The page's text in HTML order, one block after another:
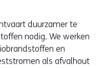
duurzamer te
nodig. We werken
en
als afvalhout